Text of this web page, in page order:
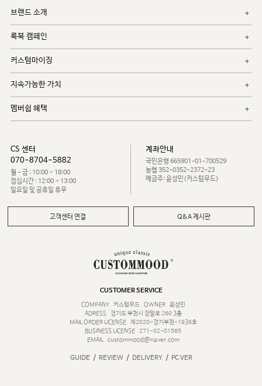
브랜드 소개
룩북 캠페인
커스텀마이징
지속가능한 가치
멤버쉽 혜택
CS 센터
070-8704-5882
월 - 금 : 10:00 ~ 18:00
점심시간 : 12:00 ~ 13:00
일요일 및 공휴일 휴무
계좌안내
국민은행 665901-01-700529
농협 352-0352-2372-23
예금주: 윤성민(커스텀무드)
고객센터 연결 Q&A 게시판
CUSTOMER SERVICE
COMPANY
커스텀무드 OWNER
윤성민
ADRESS
경기도 부천시 장말로 260 3층
MAIL ORDER LICENSE
제2020-경기부천-1936호
BUSINESS LICENSE 271-02-01565
EMAIL
custommood@naver.com
GUIDE / REVIEW / DELIVERY / PC VER